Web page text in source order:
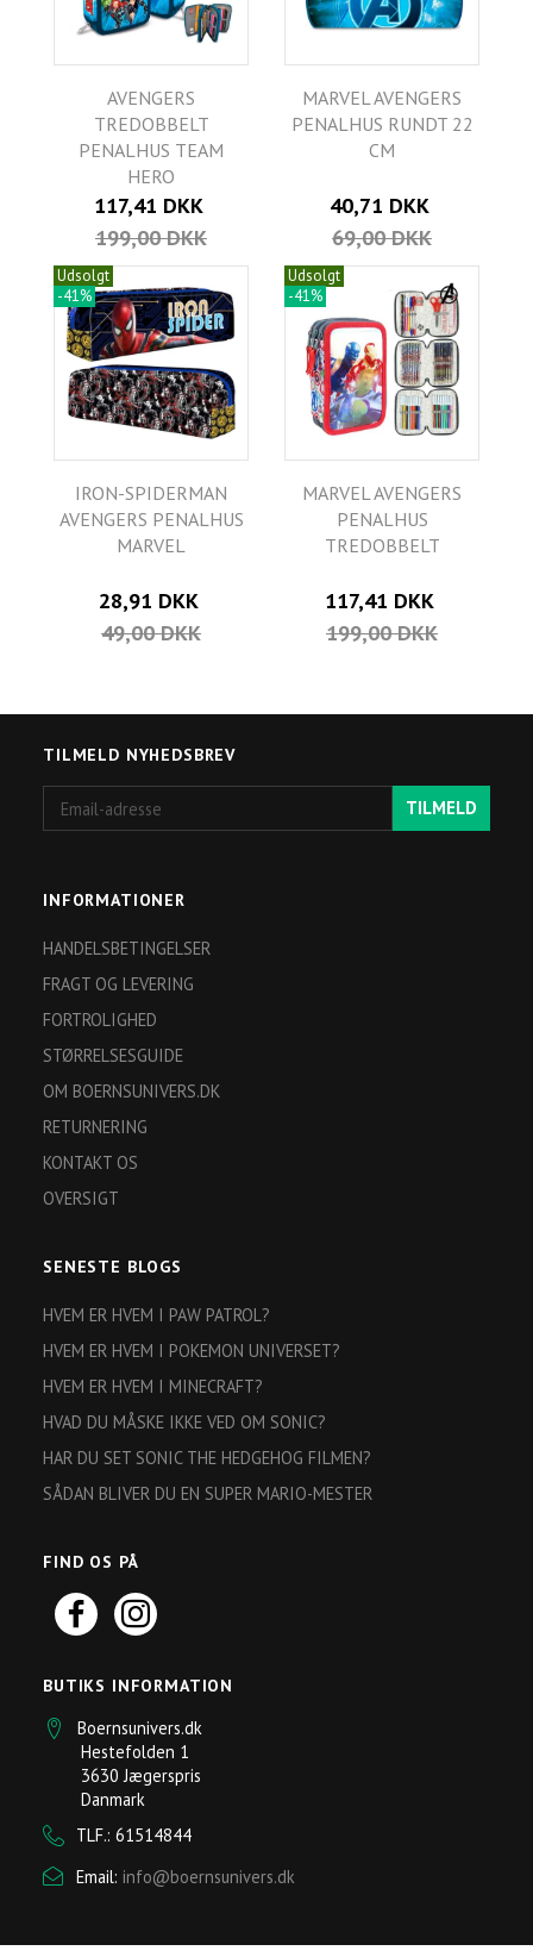
AVENGERS
TREDOBBELT
PENALHUS TEAM
HERO
117,41 DKK
199,00 DKK
MARVEL AVENGERS
PENALHUS RUNDT 22
CM
40,71 DKK
69,00 DKK
Udsolgt
-41%
IRON-SPIDERMAN
AVENGERS PENALHUS
MARVEL
28,91 DKK
49,00 DKK
Udsolgt
-41%
MARVEL AVENGERS
PENALHUS
TREDOBBELT
117,41 DKK
199,00 DKK
TILMELD NYHEDSBREV
adresse
TILMELD
INFORMATIONER
HANDELSBETINGELSER
FRAGT OG LEVERING
FORTROLIGHED
STØRRELSESGUIDE
OM BOERNSUNIVERS.DK
RETURNERING
KONTAKT OS
OVERSIGT
SENESTE BLOGS
HVEM ER HVEM I PAW PATROL?
HVEM ER HVEM I POKEMON UNIVERSET?
HVEM ER HVEM I MINECRAFT?
HVAD DU MÅSKE IKKE VED OM SONIC?
HAR DU SET SONIC THE HEDGEHOG FILMEN?
SÅDAN BLIVER DU EN SUPER MARIO-MESTER
FIND OS PÅ
BUTIKS INFORMATION
Boernsunivers.dk
Hestefolden 1
3630 Jægerspris
Danmark
TLF.: 61514844
Email: info@boernsunivers.dk